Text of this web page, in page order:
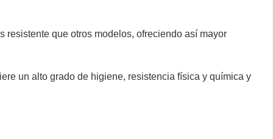
resistente que otros modelos, ofreciendo así mayor
un alto grado de higiene, resistencia física y química y